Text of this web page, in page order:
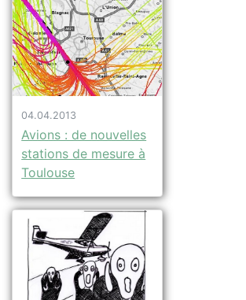
04.04.2013
Avions : de nouvelles
stations de mesure à
Toulouse